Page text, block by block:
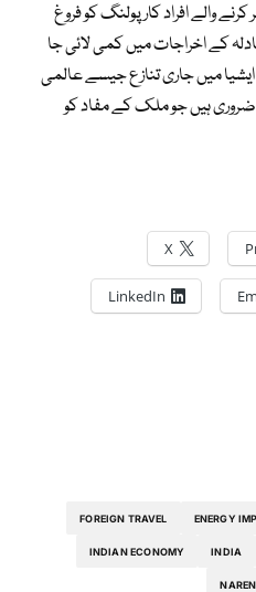
والے افراد کار پولنگ کو فروغ
کے اخراجات میں کمی لائی جا
میں جاری تنازع جیسے عالمی
ضروری ہیں جو ملک کے مفاد کو
X
LinkedIn
ENERGY
FOREIGN TRAVEL
INDIA
INDIAN ECONOMY